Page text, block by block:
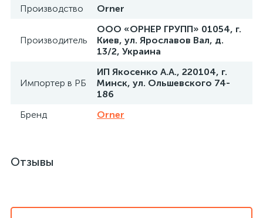
Производство Orner
Производитель
ООО «ОРНЕР ГРУПП» 01054, г.
Киев, ул. Ярославов Вал, д.
13/2, Украина
Импортер в РБ
ИП Якосенко А.А., 220104, г.
Минск, ул. Ольшевского 74-
186
Бренд
Orner
Отзывы